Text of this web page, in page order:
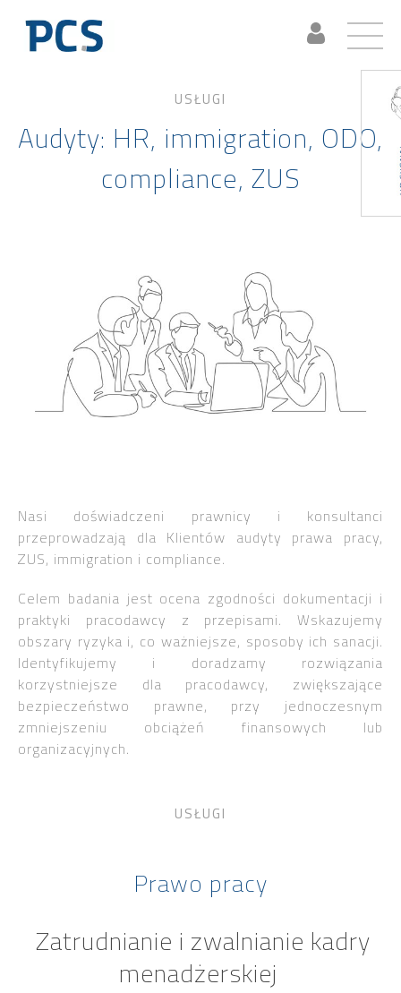
USŁUGI
Audyty: HR, immigration, ODO,
compliance, ZUS
Nasi doświadczeni prawnicy i konsultanci
przeprowadzają dla Klientów audyty prawa pracy,
ZUS, immigration i compliance.
Celem badania jest ocena zgodności dokumentacji i
praktyki pracodawcy z przepisami. Wskazujemy
obszary ryzyka i, co ważniejsze, sposoby ich sanacji.
Identyfikujemy i doradzamy rozwiązania
korzystniejsze dla pracodawcy, zwiększające
bezpieczeństwo prawne, przy jednoczesnym
zmniejszeniu obciążeń finansowych lub
organizacyjnych.
USŁUGI
Prawo pracy
Zatrudnianie i zwalnianie kadry
menadżerskiej